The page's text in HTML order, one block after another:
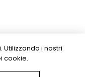
Utilizzando i nostri
cookie.